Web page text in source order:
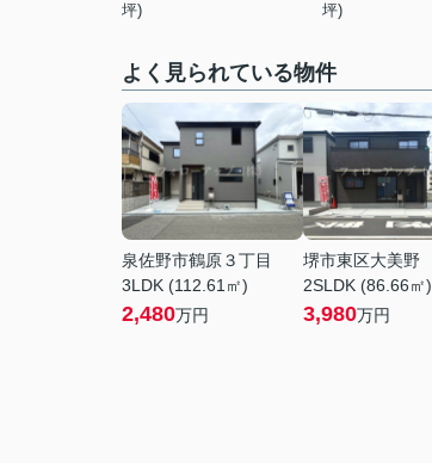
坪)
坪)
よく見られている物件
泉佐野市鶴原３丁目
3LDK (112.61㎡)
2,480万円
堺市東区大美野
2SLDK (86.66㎡)
3,980万円